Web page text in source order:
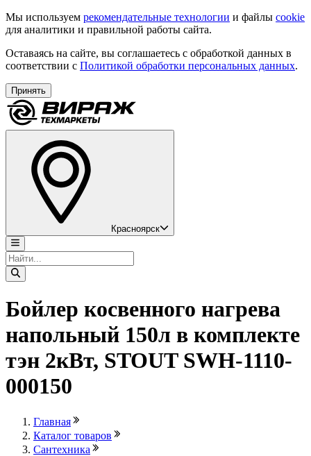
Мы используем рекомендательные технологии и файлы cookie
для аналитики и правильной работы сайта.
Оставаясь на сайте, вы соглашаетесь с обработкой данных в
соответствии с Политикой обработки персональных данных.
Принять
Красноярск
Бойлер косвенного нагрева
напольный 150л в комплекте
тэн 2кВт, STOUT SWH-1110-
000150
Главная
Каталог товаров
Сантехника